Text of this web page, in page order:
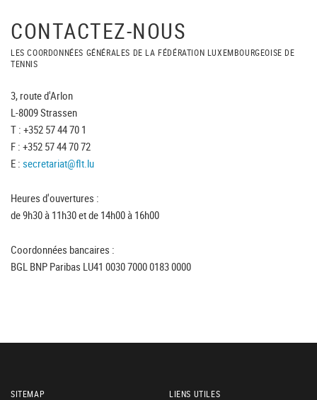
CONTACTEZ-NOUS
LES COORDONNÉES GÉNÉRALES DE LA FÉDÉRATION LUXEMBOURGEOISE DE
TENNIS
3, route d'Arlon
L-8009 Strassen
T : +352 57 44 70 1
F : +352 57 44 70 72
E : secretariat@flt.lu
Heures d'ouvertures :
de 9h30 à 11h30 et de 14h00 à 16h00
Coordonnées bancaires :
BGL BNP Paribas LU41 0030 7000 0183 0000
SITEMAP LIENS UTILES